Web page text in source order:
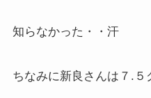
知らなかった・・汗
ちなみに新良さんは７.５